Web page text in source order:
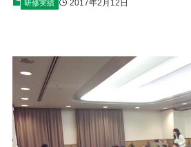
研修実績 2017年2月12日